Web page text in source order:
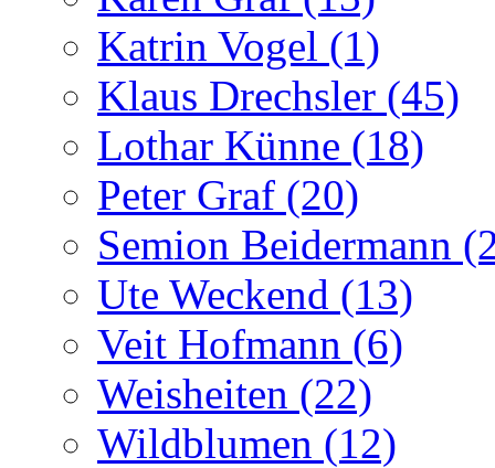
Katrin Vogel (1)
Klaus Drechsler (45)
Lothar Künne (18)
Peter Graf (20)
Semion Beidermann
Ute Weckend (13)
Veit Hofmann (6)
Weisheiten (22)
Wildblumen (12)